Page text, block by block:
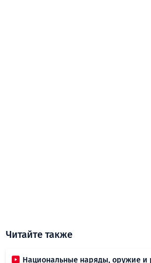
Читайте также
Национальные наряды, оружие и